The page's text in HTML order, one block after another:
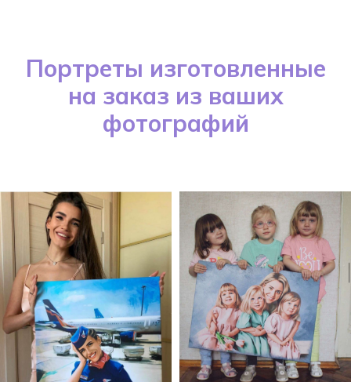
Портреты изготовленные
на заказ из ваших
фотографий